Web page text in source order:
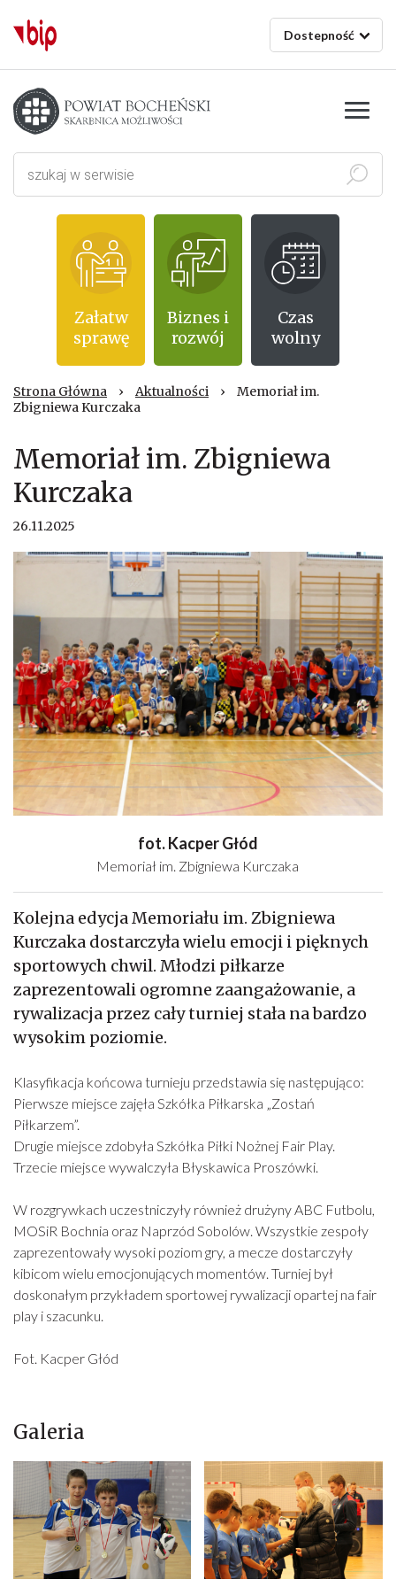
Dostepność
Starostwo powiatowe w Bochni
Szukaj
Załatw
sprawę
Biznes i
rozwój
Czas
wolny
Strona Główna › Aktualności ›
Memoriał im.
Zbigniewa Kurczaka
Memoriał im. Zbigniewa
Kurczaka
26.11.2025
fot. Kacper Głód
Memoriał im. Zbigniewa Kurczaka
Kolejna edycja Memoriału im. Zbigniewa
Kurczaka dostarczyła wielu emocji i pięknych
sportowych chwil. Młodzi piłkarze
zaprezentowali ogromne zaangażowanie, a
rywalizacja przez cały turniej stała na bardzo
wysokim poziomie.
Klasyfikacja końcowa turnieju przedstawia się następująco:
Pierwsze miejsce zajęła Szkółka Piłkarska „Zostań
Piłkarzem”.
Drugie miejsce zdobyła Szkółka Piłki Nożnej Fair Play.
Trzecie miejsce wywalczyła Błyskawica Proszówki.
W rozgrywkach uczestniczyły również drużyny ABC Futbolu,
MOSiR Bochnia oraz Naprzód Sobolów. Wszystkie zespoły
zaprezentowały wysoki poziom gry, a mecze dostarczyły
kibicom wielu emocjonujących momentów. Turniej był
doskonałym przykładem sportowej rywalizacji opartej na fair
play i szacunku.
Fot. Kacper Głód
Galeria